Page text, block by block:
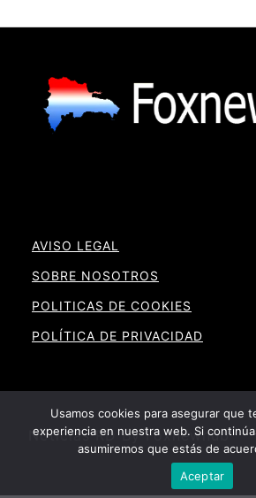
AVISO LEGAL
SOBRE NOSOTROS
POLITICAS DE COOKIES
POLÍTICA DE PRIVACIDAD
Noticias RD By Foxnewhub
Usamos cookies para asegurar que
experiencia en nuestra web. Si
asumiremos que estás de
Aceptar